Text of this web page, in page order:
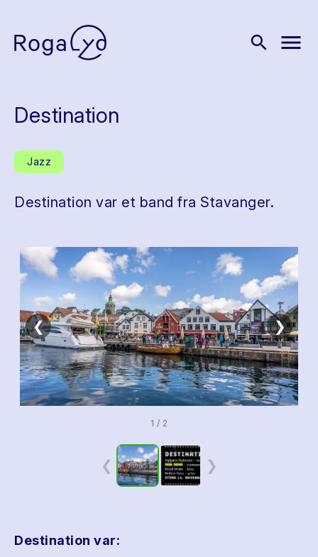
search menu
Destination
Jazz
Destination var et band fra Stavanger.
❮ ❯
1 / 2
❮ ❯
Destination var: